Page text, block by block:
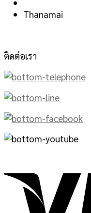
Thanamai
ติดต่อเรา